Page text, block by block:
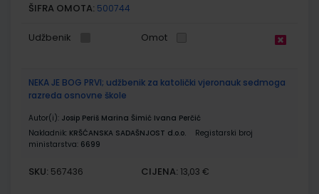
ŠIFRA OMOTA: 500744
Udžbenik Omot
NEKA JE BOG PRVI; udžbenik za katolički vjeronauk sedmoga
razreda osnovne škole
Autor(i): Josip Periš Marina Šimić Ivana Perčić
Nakladnik: KRŠĆANSKA SADAŠNJOST d.o.o.
Registarski broj
ministarstva: 6699
SKU: 567436 CIJENA: 13,03 €